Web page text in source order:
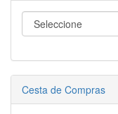
Cesta de Compras